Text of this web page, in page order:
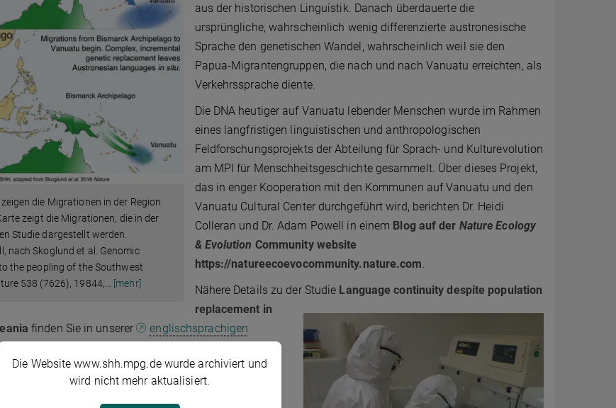
die Migrationen in der Region.
zeigt die Migrationen, die in der
Studie dargestellt werden.
nach Skoglund et al. Genomic
the peopling of the Southwest
538 (7626), 19844,
[mehr]
aus der historischen Linguistik. Danach überdauerte die
ursprüngliche, wahrscheinlich wenig differenzierte austronesische
Sprache den genetischen Wandel, wahrscheinlich weil sie den
Papua-Migrantengruppen, die nach und nach Vanuatu erreichten, als
Verkehrssprache diente.
Die DNA heutiger auf Vanuatu lebender Menschen wurde im Rahmen
eines langfristigen linguistischen und anthropologischen
Feldforschungsprojekts der Abteilung für Sprach- und Kulturevolution
am MPI für Menschheitsgeschichte gesammelt. Über dieses Projekt,
das in enger Kooperation mit den Kommunen auf Vanuatu und den
Vanuatu Cultural Center durchgeführt wird, berichten Dr. Heidi
Colleran und Dr. Adam Powell in einem Blog auf der Nature Ecology
& Evolution Community website
https://natureecoevocommunity.nature.com.
Nähere Details zu der Studie Language continuity despite population
replacement in
finden Sie in unserer
englischsprachigen
Die Website www.shh.mpg.de wurde archiviert und
wird nicht mehr aktualisiert.